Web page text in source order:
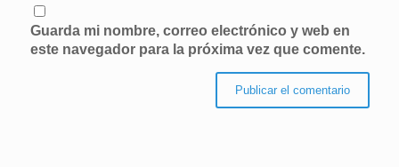
Guarda mi nombre, correo electrónico y web en
este navegador para la próxima vez que comente.